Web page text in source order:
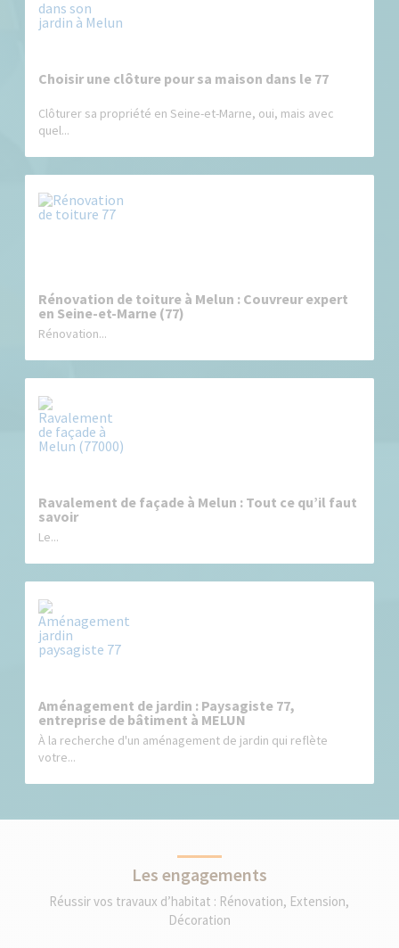
Choisir une clôture pour sa maison dans le 77
Clôturer sa propriété en Seine-et-Marne, oui, mais avec
quel...
Rénovation de toiture à Melun : Couvreur expert
en Seine-et-Marne (77)
Rénovation...
Ravalement de façade à Melun : Tout ce qu’il faut
savoir
Le...
Aménagement de jardin : Paysagiste 77,
entreprise de bâtiment à MELUN
À la recherche d'un aménagement de jardin qui reflète
votre...
Les engagements
Réussir vos travaux d’habitat : Rénovation, Extension,
Décoration